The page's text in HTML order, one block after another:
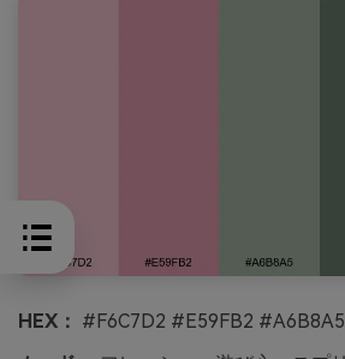
HEX： #F6C7D2 #E59FB2